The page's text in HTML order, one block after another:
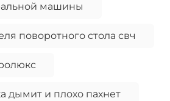
машины
поворотного стола свч
дымит и плохо пахнет